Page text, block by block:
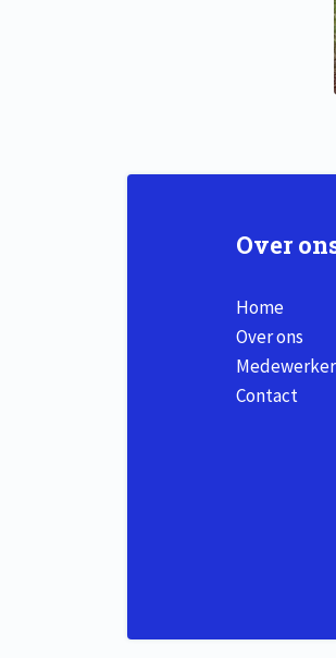
Over
Home
Over ons
Contact